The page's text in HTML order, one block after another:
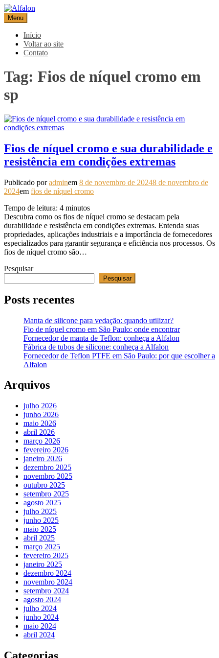
Pular
para
o
conteúdo
Alfalon
comércio e serviços pertinentes aos produtos de embalagens
Menu
Início
Voltar ao site
Contato
Tag: Fios de níquel cromo em
sp
Fios de níquel cromo e sua durabilidade e
resistência em condições extremas
Publicado poradminem 8 de novembro de 20248 de novembro de
2024em fios de níquel cromo
Tempo de leitura: 4 minutos
Descubra como os fios de níquel cromo se destacam pela
durabilidade e resistência em condições extremas. Entenda suas
propriedades, aplicações industriais e a importância de fornecedores
especializados para garantir segurança e eficiência nos processos. Os
fios de níquel cromo são…
Pesquisar
Pesquisar
Posts recentes
Manta de silicone para vedação: quando utilizar?
Fio de níquel cromo em São Paulo: onde encontrar
Fornecedor de manta de Teflon: conheça a Alfalon
Fábrica de tubos de silicone: conheça a Alfalon
Fornecedor de Teflon PTFE em São Paulo: por que escolher a
Alfalon
Arquivos
julho 2026
junho 2026
maio 2026
abril 2026
março 2026
fevereiro 2026
janeiro 2026
dezembro 2025
novembro 2025
outubro 2025
setembro 2025
agosto 2025
julho 2025
junho 2025
maio 2025
abril 2025
março 2025
fevereiro 2025
janeiro 2025
dezembro 2024
novembro 2024
setembro 2024
agosto 2024
julho 2024
junho 2024
maio 2024
abril 2024